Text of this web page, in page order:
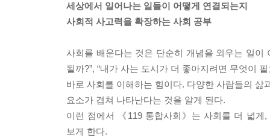
동화’, ‘문화 융합’, ‘문화 병존’ 세 가지로 나눌 수 있
세상에서 일어나는 일들이 어떻게 연결되는지
사회적 사고력을 확장하는 사회 공부
사회를 배운다는 것은 단순히 개념을 외우는 일이
될까?”, “내가 사는 도시가 더 좋아지려면 무엇이
바로 사회를 이해하는 힘이다. 다양한 사람들의
요소가 겹쳐 나타난다는 것을 알게 된다.
이런 점에서 《119 통합사회》는 사회를 더 넓
보게 한다.